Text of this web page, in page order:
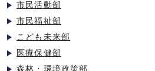
市民活動部
市民福祉部
こども未来部
医療保健部
森林・環境政策部